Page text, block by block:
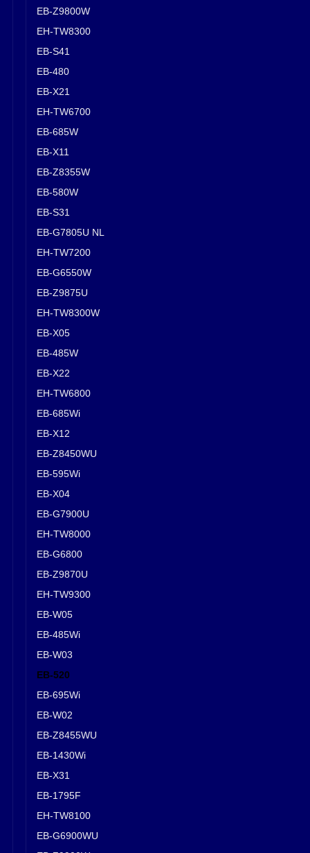
EB-Z9800W
EH-TW8300
EB-S41
EB-480
EB-X21
EH-TW6700
EB-685W
EB-X11
EB-Z8355W
EB-580W
EB-S31
EB-G7805U NL
EH-TW7200
EB-G6550W
EB-Z9875U
EH-TW8300W
EB-X05
EB-485W
EB-X22
EH-TW6800
EB-685Wi
EB-X12
EB-Z8450WU
EB-595Wi
EB-X04
EB-G7900U
EH-TW8000
EB-G6800
EB-Z9870U
EH-TW9300
EB-W05
EB-485Wi
EB-W03
EB-520
EB-695Wi
EB-W02
EB-Z8455WU
EB-1430Wi
EB-X31
EB-1795F
EH-TW8100
EB-G6900WU